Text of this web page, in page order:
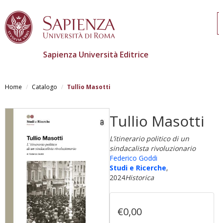
contenuto
Sapienza Università Editrice
Home Catalogo Tullio Masotti
Tullio Masotti
L’itinerario politico di un
sindacalista rivoluzionario
Federico Goddi
Studi e Ricerche,
2024Historica
€0,00